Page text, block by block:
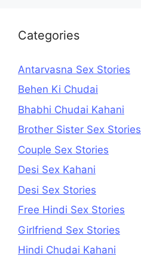
Categories
Antarvasna Sex Stories
Behen Ki Chudai
Bhabhi Chudai Kahani
Brother Sister Sex Stories
Couple Sex Stories
Desi Sex Kahani
Desi Sex Stories
Free Hindi Sex Stories
Girlfriend Sex Stories
Hindi Chudai Kahani